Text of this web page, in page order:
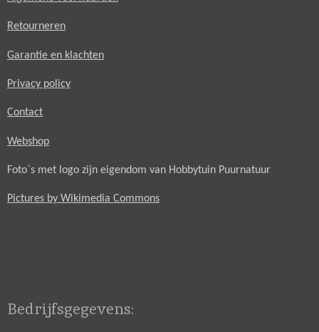
Retourneren
Garantie en klachten
Privacy policy
Contact
Webshop
Foto`s met logo zijn eigendom van Hobbytuin Puurnatuur
Pictures by Wikimedia Commons
Bedrijfsgegevens: